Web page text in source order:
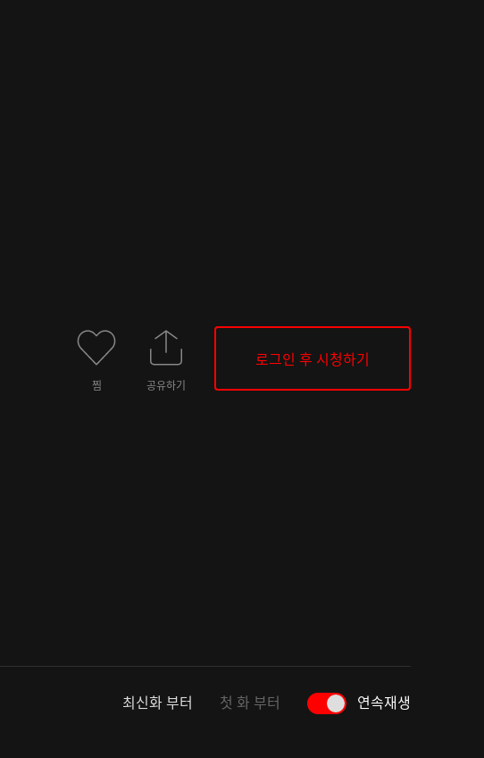
찜 공유하기
로그인 후 시청하기
최신화 부터 첫 화 부터 연속재생